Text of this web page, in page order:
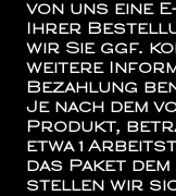
von uns eine
Ihrer
wir Sie ggf.
weitere
Bezahlung
Je nach dem
Produkt,
etwa 1
das Paket
stellen wir